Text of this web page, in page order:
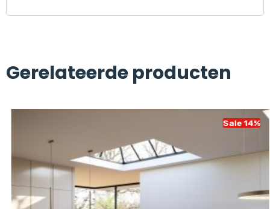
Gerelateerde producten
Sale 14%